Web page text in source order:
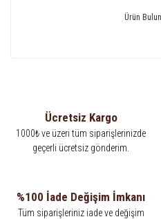
Ürün
Ücretsiz Kargo
1000₺ ve üzeri tüm siparişlerinizde
geçerli ücretsiz gönderim.
%100 İade Değişim İmkanı
Tüm siparişleriniz iade ve değişim